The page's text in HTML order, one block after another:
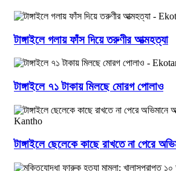
টাঙ্গাইলে গলায় ফাঁস দিয়ে তরুণীর আত্মহত্যা
টাঙ্গাইলে ৭১ টাকায় মিলছে মোরগ পোলাও
টাঙ্গাইলে ছেলেকে কাছে রাখতে না পেরে